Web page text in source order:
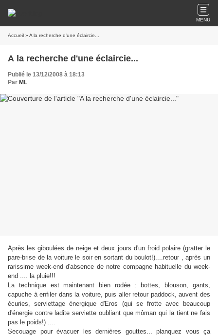
MENU
Accueil » A la recherche d'une éclaircie...
A la recherche d'une éclaircie...
Publié le 13/12/2008 à 18:13
Par ML
Après les giboulées de neige et deux jours d'un froid polaire (gratter le
pare-brise de la voiture le soir en sortant du boulot!)....retour , après un
rarissime week-end d'absence de notre compagne habituelle du week-
end .... la pluie!!!
La technique est maintenant bien rodée : bottes, blouson, gants,
capuche à enfiler dans la voiture, puis aller retour paddock, auvent des
écuries, serviettage énergique d'Eros (qui se frotte avec beaucoup
d'énergie contre ladite serviette oubliant que môman qui la tient ne fais
pas le poids!) ....
Secouage pour évacuer les dernières gouttes... planquez vous ça